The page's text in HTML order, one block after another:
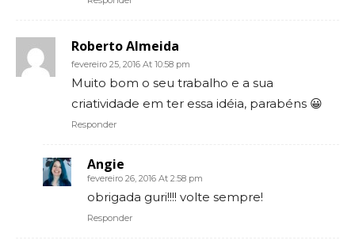
Roberto Almeida
fevereiro 25, 2016 At 10:58 pm
Muito bom o seu trabalho e a sua
criatividade em ter essa idéia, parabéns 😀
Responder
Angie
fevereiro 26, 2016 At 2:58 pm
obrigada guri!!!! volte sempre!
Responder